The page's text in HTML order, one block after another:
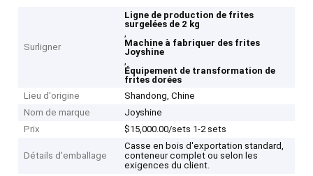
Surligner
Ligne de production de frites
surgelées de 2 kg
,
Machine à fabriquer des frites
Joyshine
,
Équipement de transformation de
frites dorées
Lieu d'origine
Shandong, Chine
Nom de marque
Joyshine
Prix
$15,000.00/sets 1-2 sets
Détails d'emballage
Casse en bois d'exportation standard,
conteneur complet ou selon les
exigences du client.